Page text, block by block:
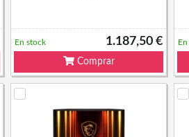
1.187,50 €
En stock
Comprar